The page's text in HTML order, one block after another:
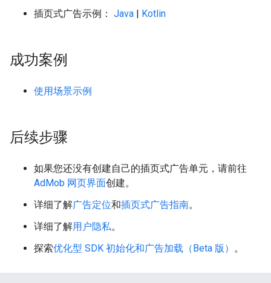
插页式广告示例： Java | Kotlin
成功案例
使用场景示例
后续步骤
如果您还没有创建自己的插页式广告单元，请前往
AdMob 网页界面创建。
详细了解广告定位和插页式广告指南。
详细了解用户隐私。
探索优化型 SDK 初始化和广告加载（Beta 版） 。